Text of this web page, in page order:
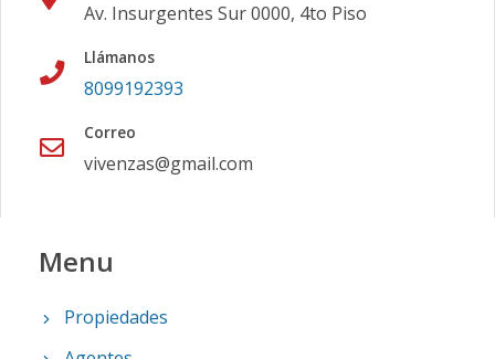
Av. Insurgentes Sur 0000, 4to Piso
Llámanos
8099192393
Correo
vivenzas@gmail.com
Menu
Propiedades